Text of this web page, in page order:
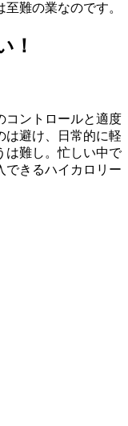
難の業なのです。
！
コントロールと適度
は避け、日常的に軽
は難し。忙しい中で
できるハイカロリー